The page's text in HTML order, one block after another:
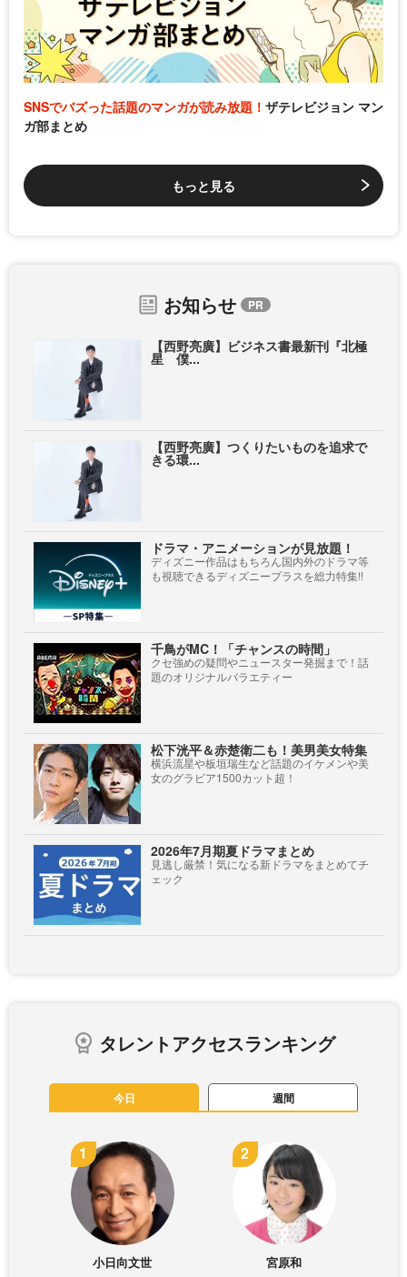
SNSでバズった話題のマンガが読み放題！ ザテレビジョン マン
ガ部まとめ
もっと見る
お知らせ
【西野亮廣】ビジネス書最新刊『北極
星 僕...
【西野亮廣】つくりたいものを追求で
きる環...
ドラマ・アニメーションが見放題！
ディズニー作品はもちろん国内外のドラマ等
も視聴できるディズニープラスを総力特集!!
千鳥がMC！「チャンスの時間」
クセ強めの疑問やニュースター発掘まで！話
題のオリジナルバラエティー
松下洸平＆赤楚衛二も！美男美女特集
横浜流星や板垣瑞生など話題のイケメンや美
女のグラビア1500カット超！
2026年7月期夏ドラマまとめ
見逃し厳禁！気になる新ドラマをまとめてチ
ェック
タレントアクセスランキング
今日 週間
小日向文世 宮原和